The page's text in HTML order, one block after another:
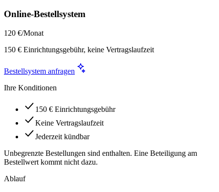
Online-Bestellsystem
120 €/Monat
150 € Einrichtungsgebühr, keine Vertragslaufzeit
Bestellsystem anfragen
Ihre Konditionen
150 € Einrichtungsgebühr
Keine Vertragslaufzeit
Jederzeit kündbar
Unbegrenzte Bestellungen sind enthalten. Eine Beteiligung am
Bestellwert kommt nicht dazu.
Ablauf